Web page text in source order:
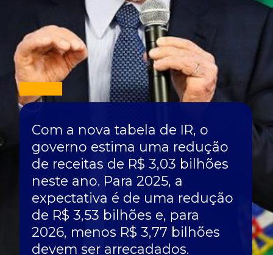
Com a nova tabela de IR, o
governo estima uma redução
de receitas de R$ 3,03 bilhões
neste ano. Para 2025, a
expectativa é de uma redução
de R$ 3,53 bilhões e, para
2026, menos R$ 3,77 bilhões
devem ser arrecadados.